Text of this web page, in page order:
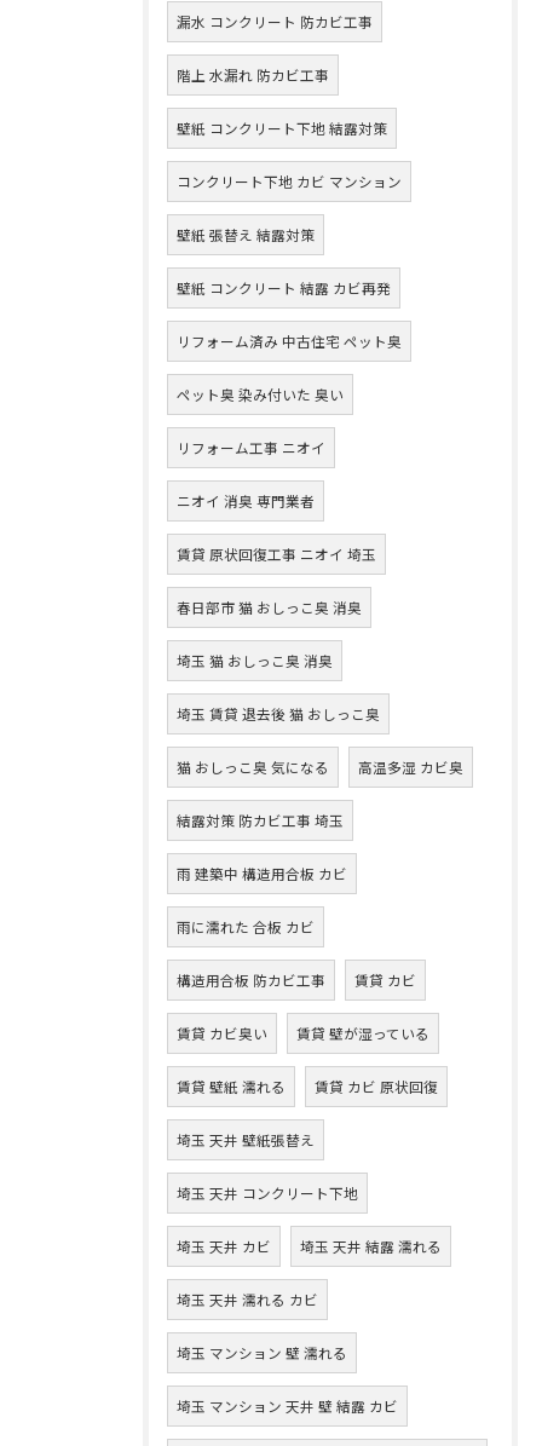
漏水 コンクリート 防カビ工事
階上 水漏れ 防カビ工事
壁紙 コンクリート下地 結露対策
コンクリート下地 カビ マンション
壁紙 張替え 結露対策
壁紙 コンクリート 結露 カビ再発
リフォーム済み 中古住宅 ペット臭
ペット臭 染み付いた 臭い
リフォーム工事 ニオイ
ニオイ 消臭 専門業者
賃貸 原状回復工事 ニオイ 埼玉
春日部市 猫 おしっこ臭 消臭
埼玉 猫 おしっこ臭 消臭
埼玉 賃貸 退去後 猫 おしっこ臭
猫 おしっこ臭 気になる 高温多湿 カビ臭
結露対策 防カビ工事 埼玉
雨 建築中 構造用合板 カビ
雨に濡れた 合板 カビ
構造用合板 防カビ工事 賃貸 カビ
賃貸 カビ臭い 賃貸 壁が湿っている
賃貸 壁紙 濡れる 賃貸 カビ 原状回復
埼玉 天井 壁紙張替え
埼玉 天井 コンクリート下地
埼玉 天井 カビ 埼玉 天井 結露 濡れる
埼玉 天井 濡れる カビ
埼玉 マンション 壁 濡れる
埼玉 マンション 天井 壁 結露 カビ